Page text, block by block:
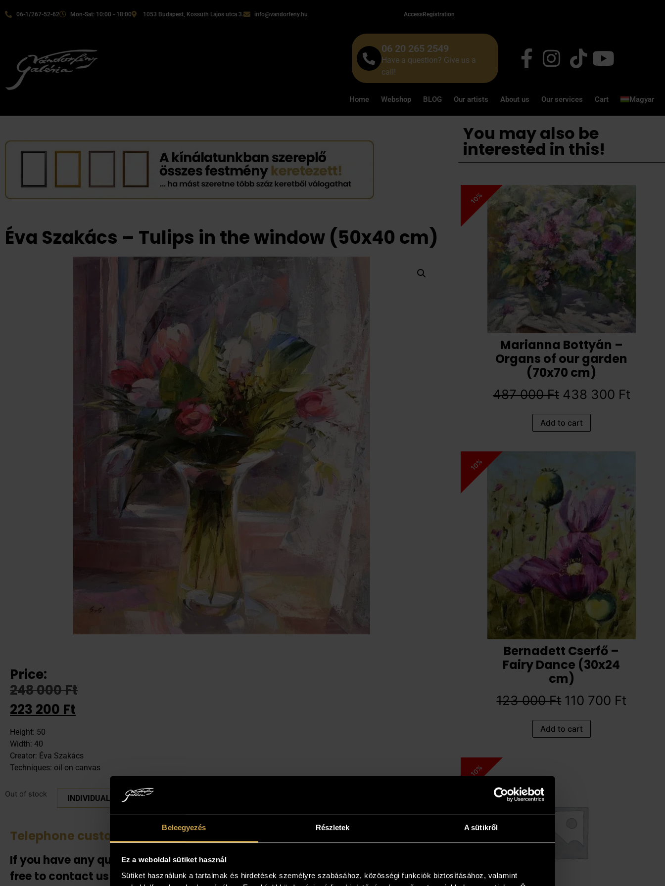
Beleegyezés Részletek A sütikről
Ez a weboldal sütiket használ
Sütiket használunk a tartalmak és hirdetések személyre szabásához, közösségi funkciók biztosításához, valamint
06-1/267-52-62 Mon-Sat: 10:00 - 18:00 1053 Budapest, Kossuth Lajos utca 3. info@vandorfeny.hu AccessRegistration
06 20 265 2549
Have a question? Give us a
call!
Home Webshop BLOG Our artists About us Our services Cart Magyar
Éva Szakács – Tulips in the window (50x40 cm)
Price:
248 000Ft
223 200 Ft
Height: 50
Width: 40
Creator: Éva Szakács
Techniques: oil on canvas
Out of stock INDIVIDUAL PRICE PLEASE
Telephone customer service
If you have any questions, feel
free to contact us!
See it in your home!
If the artwork appeals to you, please contact us and
our colleagues will give you more information! You
You may also be
interested in this!
10%
Marianna Bottyán –
Organs of our garden
(70x70 cm)
487 000Ft 438 300 Ft
Add to cart
10%
Bernadett Cserfő –
Fairy Dance (30x24
cm)
123 000Ft 110 700 Ft
Add to cart
10%